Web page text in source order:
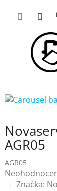
AGR05
AGR05
Průměrné
hodnocení
Značka: